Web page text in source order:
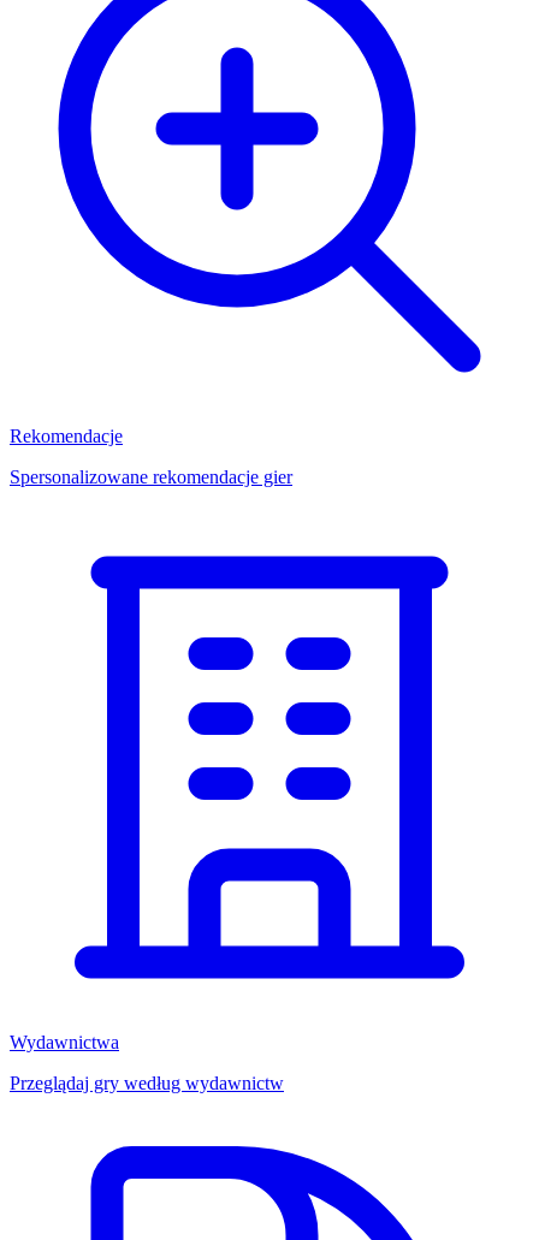
Rekomendacje
Spersonalizowane rekomendacje gier
Wydawnictwa
Przeglądaj gry według wydawnictw